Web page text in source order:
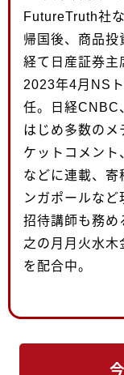
FutureTruth社
帰国後、商品投
経て日産証券主
2023年4月NS
任。日経CNBC
はじめ多数のメ
ケットコメント
などに連載、寄
ンガポールな
招待講師も務め
之の月月火水木
を配合中。